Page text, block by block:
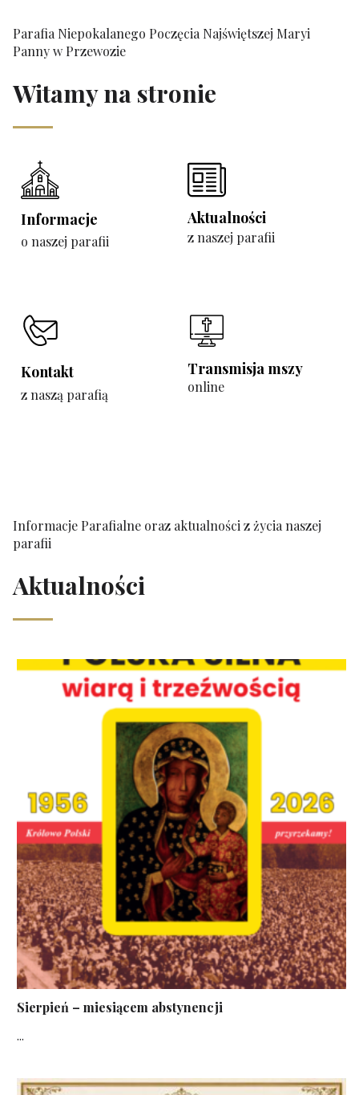
Parafia Niepokalanego Poczęcia Najświętszej Maryi
Panny w Przewozie
Witamy na stronie
Informacje
o naszej parafii
Aktualności
z naszej parafii
Kontakt
z naszą parafią
Transmisja mszy
online
Informacje Parafialne oraz aktualności z życia naszej
parafii
Aktualności
Sierpień – miesiącem abstynencji
...